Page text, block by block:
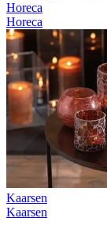
Horeca
Horeca
Kaarsen
Kaarsen